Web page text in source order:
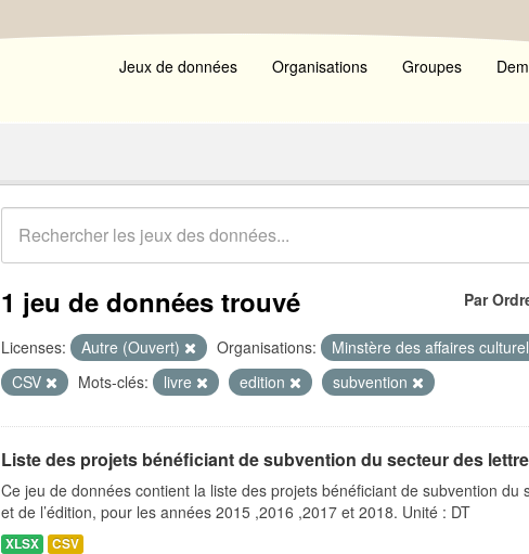
Jeux de données Organisations Groupes
Par
1 jeu de données trouvé
Licenses: Autre (Ouvert) Organisations: Minstère des affaires
CSV
Mots-clés: livre edition subvention
Liste des projets bénéficiant de subvention du secteur des
Ce jeu de données contient la liste des projets bénéficiant de subvention du
et de l’édition, pour les années 2015 ,2016 ,2017 et 2018. Unité : DT
XLSX CSV